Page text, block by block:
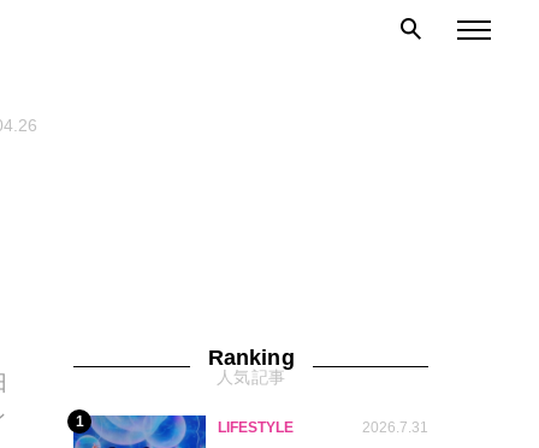
Ranking
人気記事
1 LIFESTYLE 2026.7.31